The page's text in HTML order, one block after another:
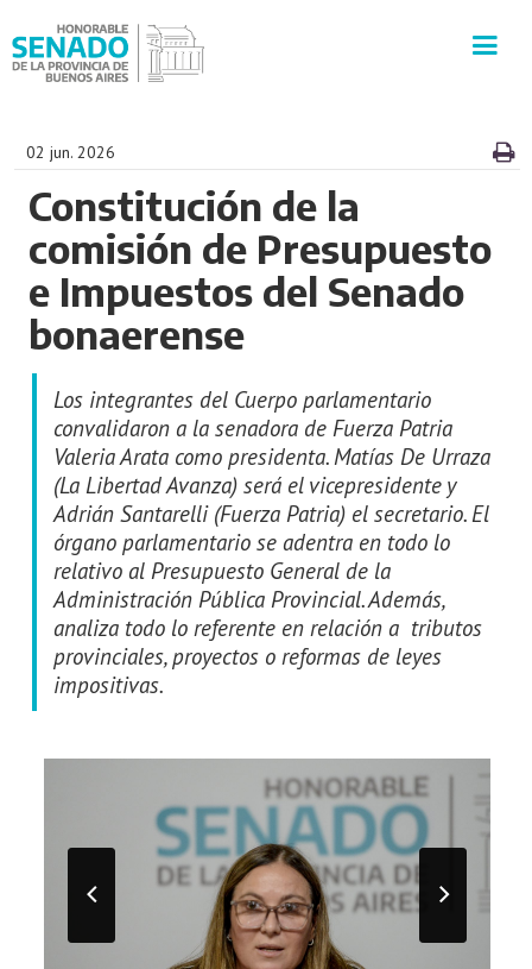
SECRETARÍAS
PRENSA
CULTURA
VISITAS GUIADAS
CONTACTO
02 jun. 2026
Constitución de la
comisión de Presupuesto
e Impuestos del Senado
bonaerense
Los integrantes del Cuerpo parlamentario
convalidaron a la senadora de Fuerza Patria
Valeria Arata como presidenta. Matías De Urraza
(La Libertad Avanza) será el vicepresidente y
Adrián Santarelli (Fuerza Patria) el secretario. El
órgano parlamentario se adentra en todo lo
relativo al Presupuesto General de la
Administración Pública Provincial. Además,
analiza todo lo referente en relación a tributos
provinciales, proyectos o reformas de leyes
impositivas.